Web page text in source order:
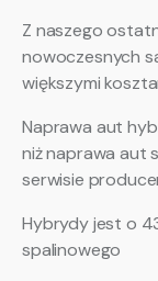
Z naszego
nowoczesnych
większymi
Naprawa aut
niż naprawa aut
serwisie
Hybrydy jest o
spalinowego